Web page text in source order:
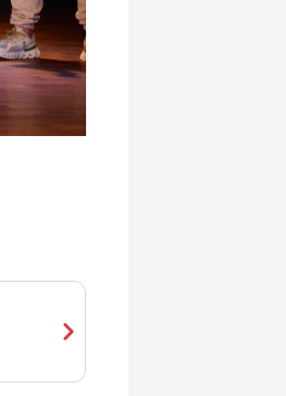
chevron_right